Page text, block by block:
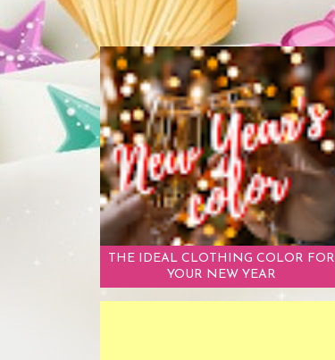
THE IDEAL CLOTHING COLOR FOR
YOUR NEW YEAR